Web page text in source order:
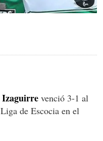
venció 3-1 al
de Escocia en el